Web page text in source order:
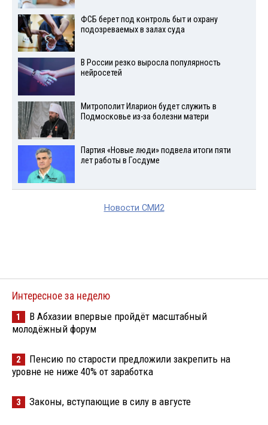
ФСБ берет под контроль быт и охрану
подозреваемых в залах суда
В России резко выросла популярность
нейросетей
Митрополит Иларион будет служить в
Подмосковье из-за болезни матери
Партия «Новые люди» подвела итоги пяти
лет работы в Госдуме
Новости СМИ2
Интересное за неделю
1
В Абхазии впервые пройдёт масштабный
молодёжный форум
2
Пенсию по старости предложили закрепить на
уровне не ниже 40% от заработка
3 Законы, вступающие в силу в августе